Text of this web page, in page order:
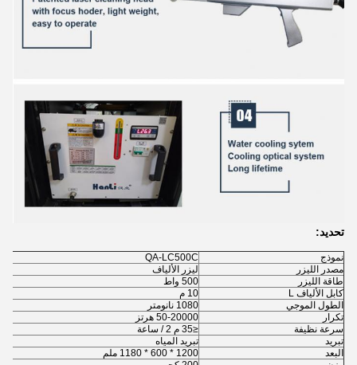
تحديد:
نموذج
QA-LC500C
مصدر الليزر
ليزر الألياف
طاقة الليزر
500 واط
كابل الألياف L
10 م
الطول الموجي
1080 نانومتر
تكرار
50-20000 هرتز
سرعة نظيفة
≤35 م 2 / ساعة
تبريد
تبريد المياه
البعد
1200 * 600 * 1180 ملم